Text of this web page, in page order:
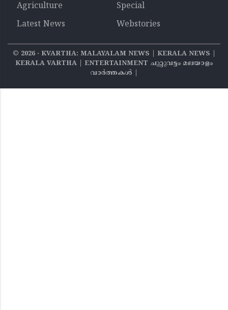
Agriculture
Special
Latest News
Webstories
© 2026‧ KVARTHA: MALAYALAM NEWS | KERALA NEWS |
KERALA VARTHA | ENTERTAINMENT ചുറ്റുവട്ടം മലയാളം
വാര്‍ത്തകൾ |